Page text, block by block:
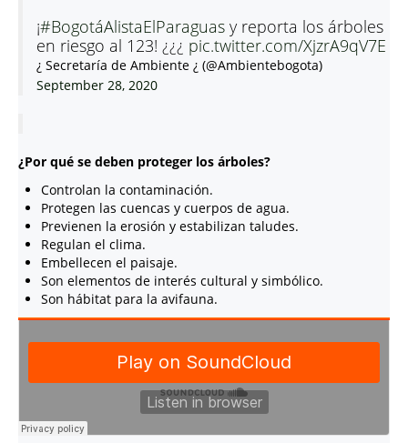
¡#BogotáAlistaElParaguas y reporta los árboles
en riesgo al 123! ¿¿¿ pic.twitter.com/XjzrA9qV7E
¿ Secretaría de Ambiente ¿ (@Ambientebogota)
September 28, 2020
¿Por qué se deben proteger los árboles?
Controlan la contaminación.
Protegen las cuencas y cuerpos de agua.
Previenen la erosión y estabilizan taludes.
Regulan el clima.
Embellecen el paisaje.
Son elementos de interés cultural y simbólico.
Son hábitat para la avifauna.